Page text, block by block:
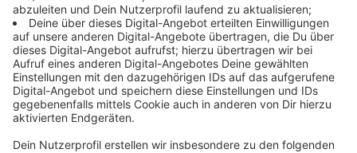
In Niederkrüchten werden jetzt zum Beispiel Ideen zur
Wasserspeicherung getestet. Die Stadt Nettetal
tauscht dafür unter anderem den Boden der Bäume
aus. In Kempen bereitet man die zukünftigen
Baumstandorte artgerecht vor. Und die Kreisstadt
Viersen beschäftigt sich mit dem Thema
"Zukunftsbaumarten". Laut des Gutachtes werden die